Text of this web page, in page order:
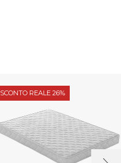
SCONTO REALE 26%